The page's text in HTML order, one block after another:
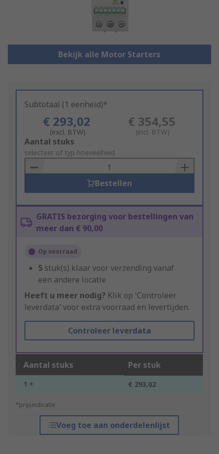
Bekijk alle Motor Starters
Subtotaal (1 eenheid)*
€ 293,02
(excl. BTW)
€ 354,55
(incl. BTW)
Add
to
Basket
Aantal stuks
selecteer of typ hoeveelheid
Bestellen
GRATIS bezorging voor bestellingen van
meer dan € 90,00
Op voorraad
5 stuk(s) klaar voor verzending vanaf
een andere locatie
Heeft u meer nodig? Klik op 'Controleer
leverdata' voor extra voorraad en levertijden.
Controleer leverdata
Aantal stuks Per stuk
1 + € 293,02
*prijsindicatie
Voeg toe aan onderdelenlijst